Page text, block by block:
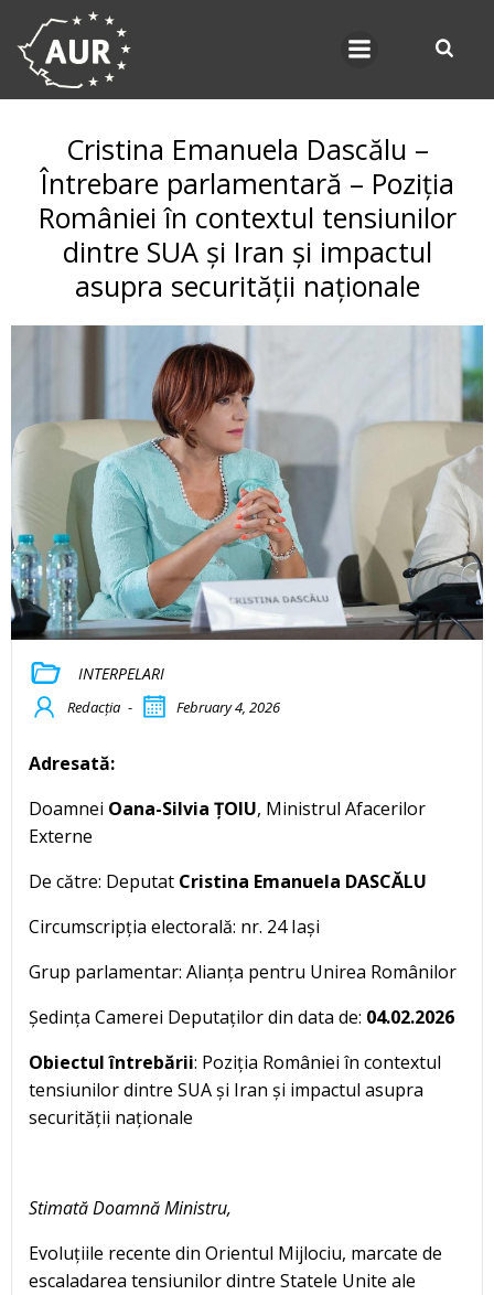
Cristina Emanuela Dascălu –
Întrebare parlamentară – Poziția
României în contextul tensiunilor
dintre SUA și Iran și impactul
asupra securității naționale
INTERPELARI
Redacția - February 4, 2026
Adresată:
Doamnei Oana-Silvia ȚOIU, Ministrul Afacerilor
Externe
De către: Deputat Cristina Emanuela DASCĂLU
Circumscripția electorală: nr. 24 Iași
Grup parlamentar: Alianța pentru Unirea Românilor
Ședința Camerei Deputaților din data de: 04.02.2026
Obiectul întrebării: Poziția României în contextul
tensiunilor dintre SUA și Iran și impactul asupra
securității naționale
Stimată Doamnă Ministru,
Evoluțiile recente din Orientul Mijlociu, marcate de
escaladarea tensiunilor dintre Statele Unite ale